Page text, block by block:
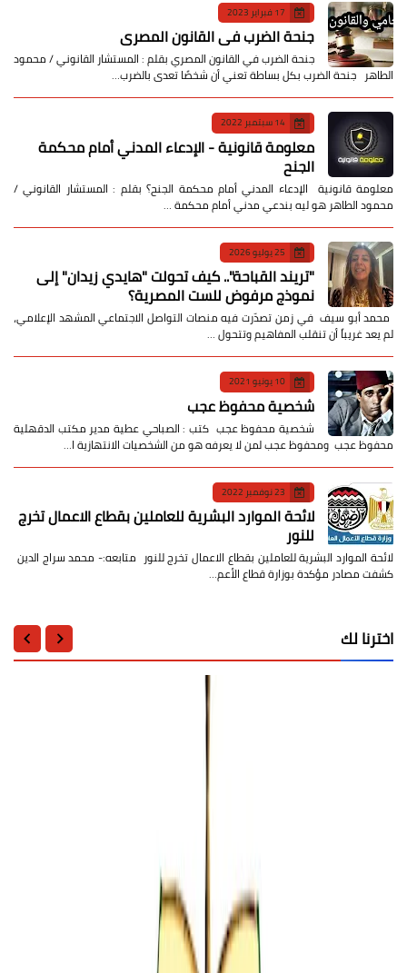
17 فبراير 2023
جنحة الضرب في القانون المصري
جنحة الضرب في القانون المصري بقلم : المستشار القانوني / محمود
الطاهر جنحة الضرب بكل بساطة تعني أن شخصًا تعدى بالضرب…
14 سبتمبر 2022
معلومة قانونية - الإدعاء المدني أمام محكمة
الجنح
معلومة قانونية الإدعاء المدني أمام محكمة الجنح؟ بقلم : المستشار القانوني /
محمود الطاهر هو ليه بندعي مدني أمام محكمة …
25 يوليو 2026
​"تريند القباحة".. كيف تحولت "هايدي زيدان" إلى
نموذج مرفوض للست المصرية؟
​ محمد أبو سيف ​في زمن تصدّرت فيه منصات التواصل الاجتماعي المشهد الإعلامي،
لم يعد غريباً أن تنقلب المفاهيم وتتحول …
10 يونيو 2021
شخصية محفوظ عجب
شخصية محفوظ عجب كتب : الصباحي عطية مدير مكتب الدقهلية
محفوظ عجب ومحفوظ عجب لمن لا يعرفه هو من الشخصيات الانتهازية ا…
23 نوفمبر 2022
لائحة الموارد البشرية للعاملين بقطاع الاعمال تخرج
للنور
لائحة الموارد البشرية للعاملين بقطاع الاعمال تخرج للنور متابعه:- محمد سراج الدين
كشفت مصادر مؤكدة بوزارة قطاع الأعم…
اخترنا لك